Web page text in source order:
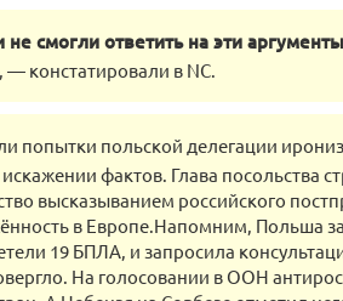
смогли ответить на эти
, — констатировали в NC.
попытки польской делегации
фактов. Глава посольства
высказыванием российского
в Европе.Напомним, Польша
19 БПЛА, и запросила
На голосовании в ООН